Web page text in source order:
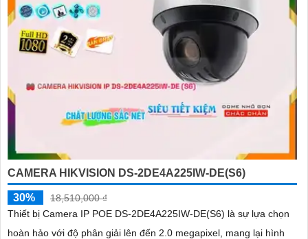
CAMERA HIKVISION DS-2DE4A225IW-DE(S6)
30%
18,510,000 ₫
Thiết bị Camera IP POE DS-2DE4A225IW-DE(S6) là sự lựa chọn
hoàn hảo với độ phân giải lên đến 2.0 megapixel, mang lại hình